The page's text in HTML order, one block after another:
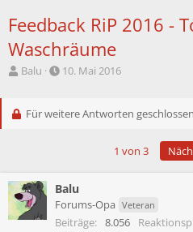
Feedback RiP 2016 -
Waschräume
E
t
r
Balu
E
t
a
m
10. Mai 2016
Für weitere Antworten
1 von 3
Balu
Forums-Opa Veteran
Beiträge 8.056